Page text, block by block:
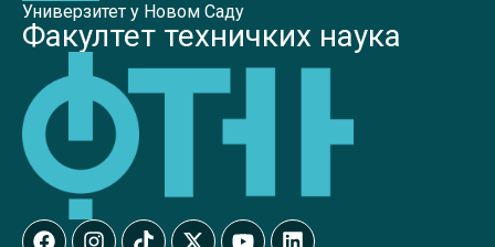
Универзитет у Новом Саду
Факултет техничких наука